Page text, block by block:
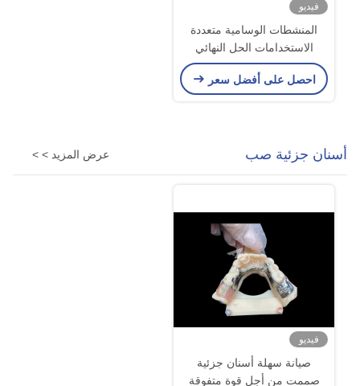
فيديو
المنشطات الوسامية متعددة
الاستخدامات الحل النهائي
لموازنة الفك والنمو
احصل على أفضل سعر
أسنان جزئية صب عرض المزيد > >
فيديو
صيانة سهلة أسنان جزئية
صممت من أجل قوة متفوقة